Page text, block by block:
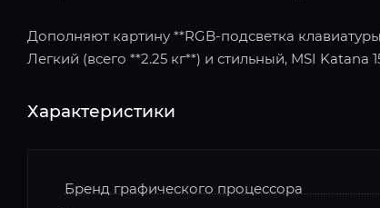
Дополняют картину **RGB-подсветка
Легкий (всего **2.25 кг**) и стильный, MSI
Характеристики
Бренд графического процессора